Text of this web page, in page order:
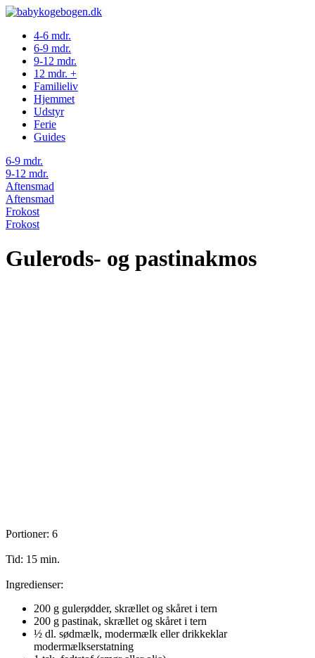
4-6 mdr.
6-9 mdr.
9-12 mdr.
12 mdr. +
Familieliv
Hjemmet
Udstyr
Ferie
Guides
6-9 mdr.
9-12 mdr.
Aftensmad
Aftensmad
Frokost
Frokost
Gulerods- og pastinakmos
Portioner: 6
Tid: 15 min.
Ingredienser:
200 g gulerødder, skrællet og skåret i tern
200 g pastinak, skrællet og skåret i tern
½ dl. sødmælk, modermælk eller drikkeklar
modermælkserstatning